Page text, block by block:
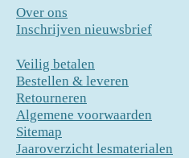
Over ons
Inschrijven nieuwsbrief
Veilig betalen
Bestellen & leveren
Retourneren
Algemene voorwaarden
Sitemap
Jaaroverzicht lesmaterialen